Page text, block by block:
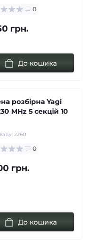
0
грн.
До кошика
розбірна Yagi
MHz 5 секцій 10
2260
0
грн.
До кошика